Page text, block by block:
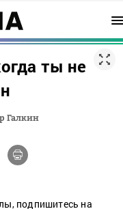
ты не
Галкин
подпишитесь на